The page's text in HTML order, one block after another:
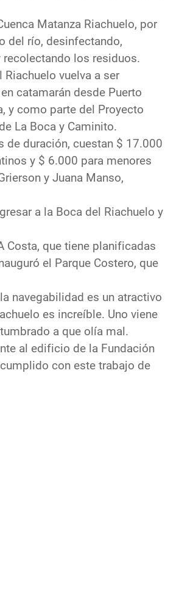
Matanza Riachuelo, por
del río, desinfectando,
los residuos.
vuelva a ser
catamarán desde Puerto
y como parte del Proyecto
La Boca y Caminito.
de duración, cuestan $ 17.000
y $ 6.000 para menores
y Juana Manso,
a la Boca del Riachuelo y
Costa, que tiene planificadas
el Parque Costero, que
navegabilidad es un atractivo
es increíble. Uno viene
a que olía mal.
al edificio de la Fundación
con este trabajo de